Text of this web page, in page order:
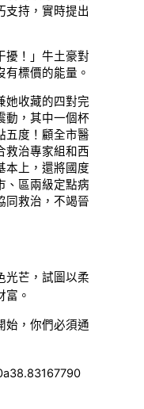
支持，實時提出
擾！」牛土豪對
標價的能量。
她收藏的四對完
動，其中一個杯
五度！顧全市醫
救治專家組和西
本上，還將國度
、區兩級定點病
同救治，不竭晉
光芒，試圖以柔
富。
始，你們必須通